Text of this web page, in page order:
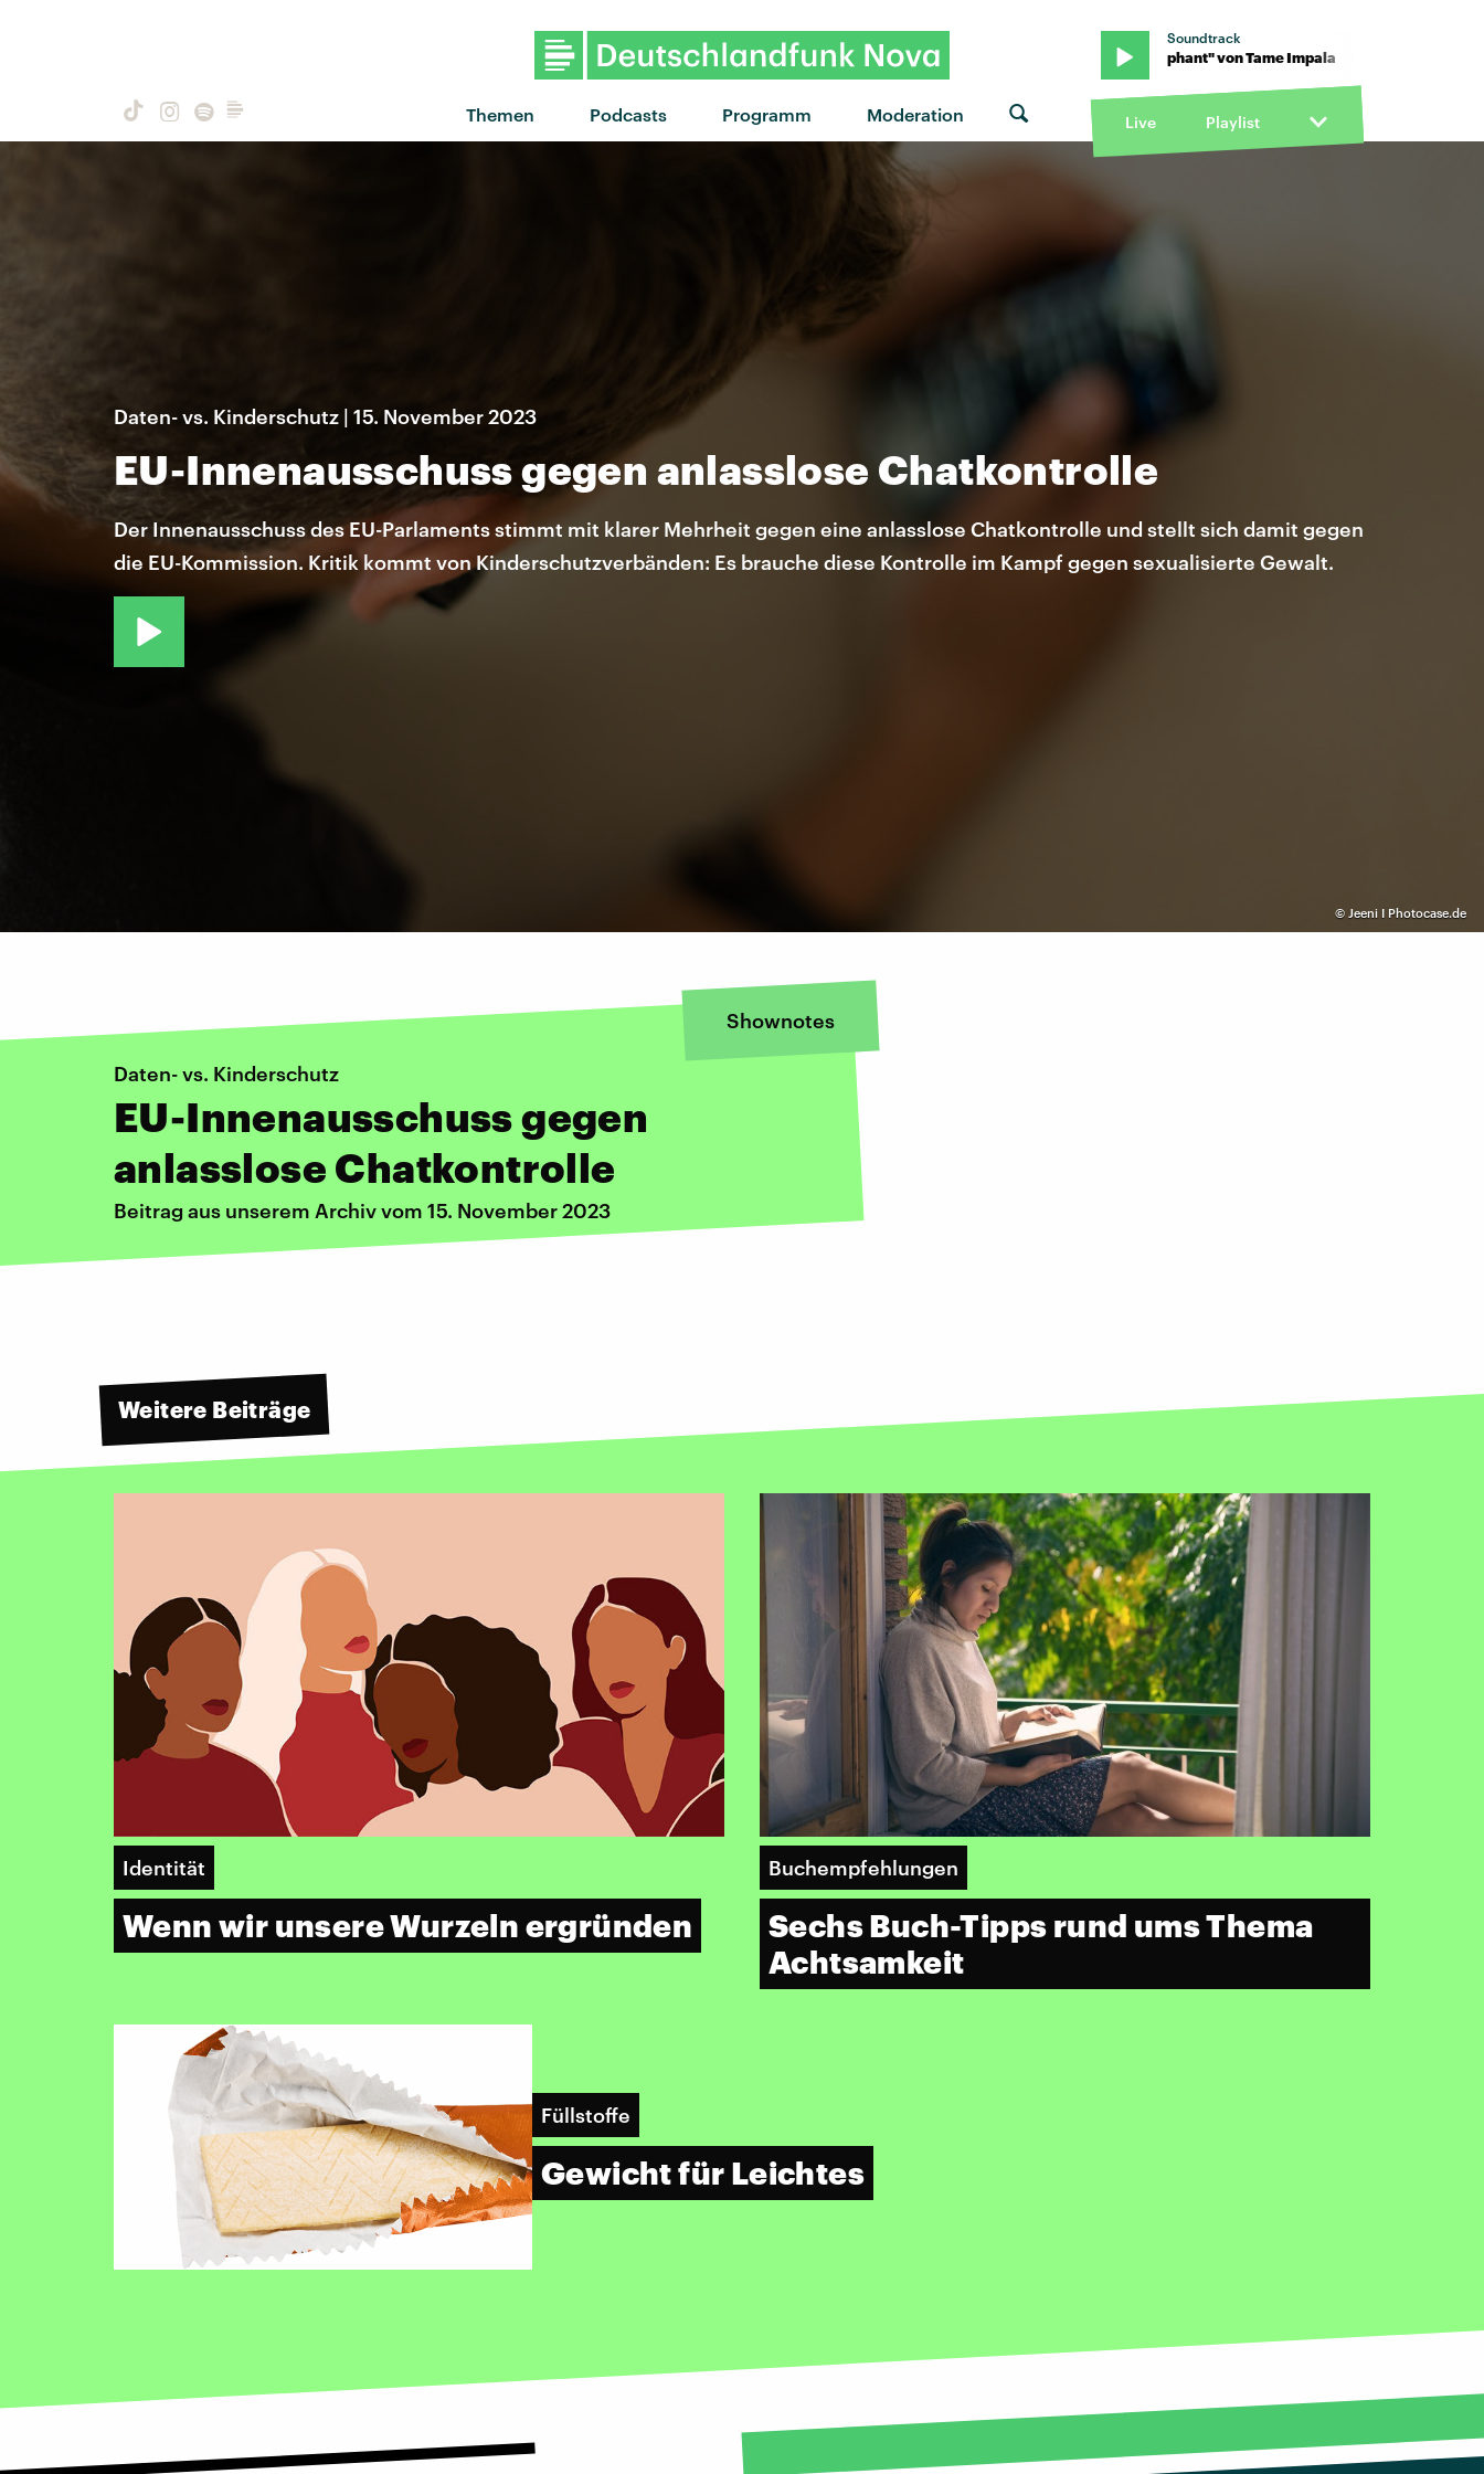
Themen Podcasts Programm Moderation
Soundtrack
"Elephant" von Tame Impala · "Elephant" von Tame Impala · "Elephant" von Tame
Live Playlist
© Jeeni I Photocase.de
Daten- vs. Kinderschutz | 15. November 2023
EU-Innenausschuss gegen anlasslose Chatkontrolle
Der Innenausschuss des EU-Parlaments stimmt mit klarer Mehrheit gegen eine anlasslose Chatkontrolle und stellt sich damit gegen
die EU-Kommission. Kritik kommt von Kinderschutzverbänden: Es brauche diese Kontrolle im Kampf gegen sexualisierte Gewalt.
Shownotes
Daten- vs. Kinderschutz
EU-Innenausschuss gegen
anlasslose Chatkontrolle
Beitrag aus unserem Archiv vom 15. November 2023
Weitere Beiträge
Identität
Wenn wir unsere Wurzeln ergründen
Buchempfehlungen
Sechs Buch-Tipps rund ums Thema
Achtsamkeit
Füllstoffe
Gewicht für Leichtes